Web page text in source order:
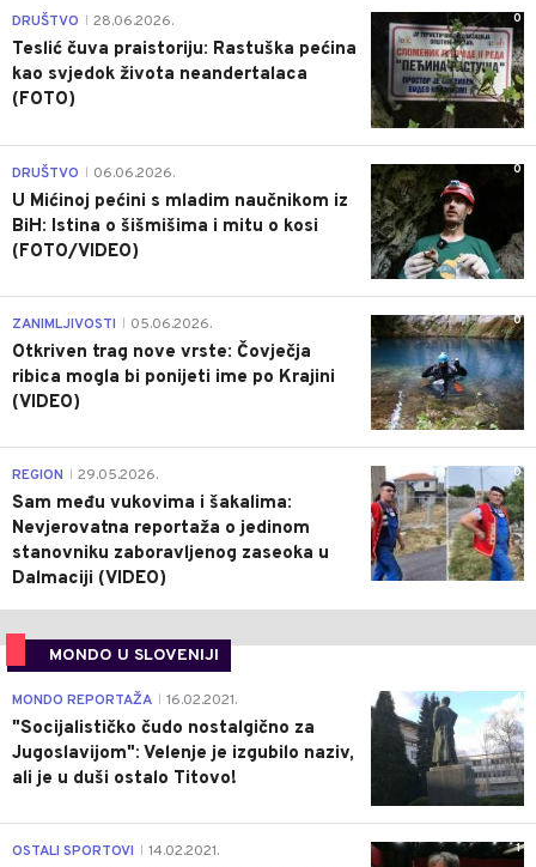
0
DRUŠTVO 28.06.2026.
Teslić čuva praistoriju: Rastuška pećina
kao svjedok života neandertalaca
(FOTO)
0
DRUŠTVO 06.06.2026.
U Mićinoj pećini s mladim naučnikom iz
BiH: Istina o šišmišima i mitu o kosi
(FOTO/VIDEO)
0
ZANIMLJIVOSTI 05.06.2026.
Otkriven trag nove vrste: Čovječja
ribica mogla bi ponijeti ime po Krajini
(VIDEO)
0
REGION 29.05.2026.
Sam među vukovima i šakalima:
Nevjerovatna reportaža o jedinom
stanovniku zaboravljenog zaseoka u
Dalmaciji (VIDEO)
MONDO U SLOVENIJI
4
MONDO REPORTAŽA 16.02.2021.
"Socijalističko čudo nostalgično za
Jugoslavijom": Velenje je izgubilo naziv,
ali je u duši ostalo Titovo!
1
OSTALI SPORTOVI 14.02.2021.